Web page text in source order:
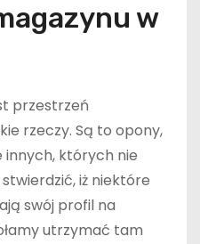
w
przestrzeń
rzeczy. Są to opony,
innych, których nie
iż niektóre
swój profil na
utrzymać tam